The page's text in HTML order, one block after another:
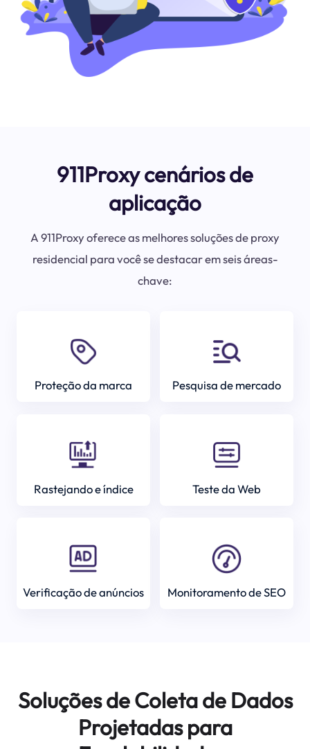
911Proxy cenários de
aplicação
A 911Proxy oferece as melhores soluções de proxy
residencial para você se destacar em seis áreas-
chave:
Proteção da marca Pesquisa de mercado
Rastejando e índice Teste da Web
Verificação de anúncios Monitoramento de SEO
Soluções de Coleta de Dados
Projetadas para